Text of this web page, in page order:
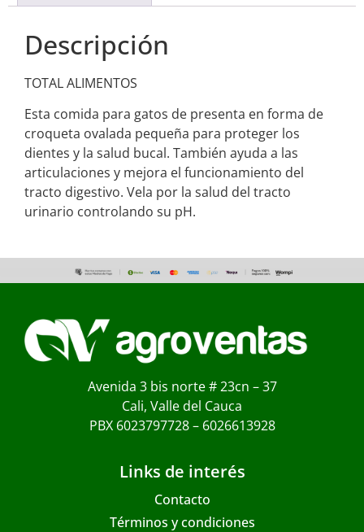
Descripción
TOTAL ALIMENTOS
Esta comida para gatos de presenta en forma de
croqueta ovalada pequeña para proteger los
dientes y la salud bucal. También ayuda a las
articulaciones y mejora el funcionamiento del
tracto digestivo. Vela por la salud del tracto
urinario controlando su pH.
Avenida 3 bis norte # 23cn – 37
Cali, Valle del Cauca
PBX 6023797728 – 6026613928
Links de interés
Contacto
Términos y condiciones